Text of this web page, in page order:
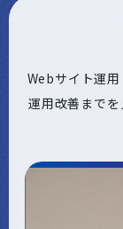
Webサイト運用
運用改善まで